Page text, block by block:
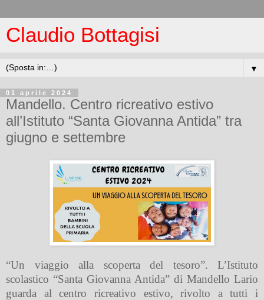
Claudio Bottagisi
▼
01 aprile 2024
Mandello. Centro ricreativo estivo
all’Istituto “Santa Giovanna Antida” tra
giugno e settembre
“Un viaggio alla scoperta del tesoro”. L’Istituto
scolastico “Santa Giovanna Antida” di Mandello Lario
guarda al centro ricreativo estivo, rivolto a tutti i